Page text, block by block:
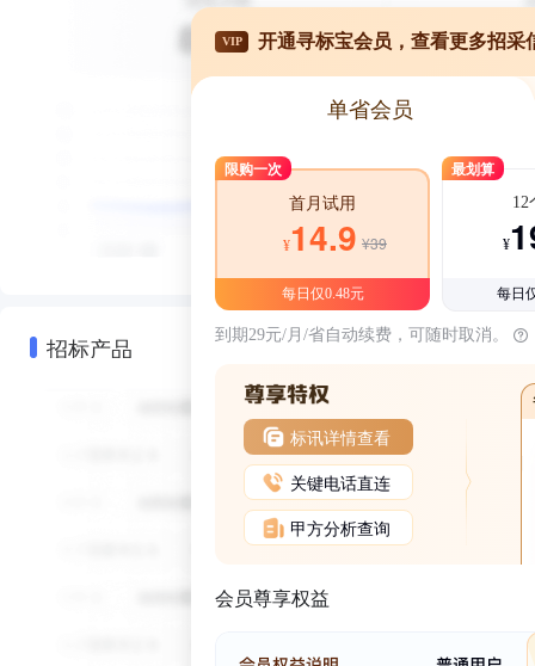
招标产品
VIP 开通寻标宝会员，查看更多招采
单省会员
限购一次
首月试用
¥14.9 ¥39
每日仅0.48元
最划算
12
¥
每日
到期29元/月/省自动续费，可随时取消。
标讯详情查看
关键电话直连
甲方分析查询
会员尊享权益